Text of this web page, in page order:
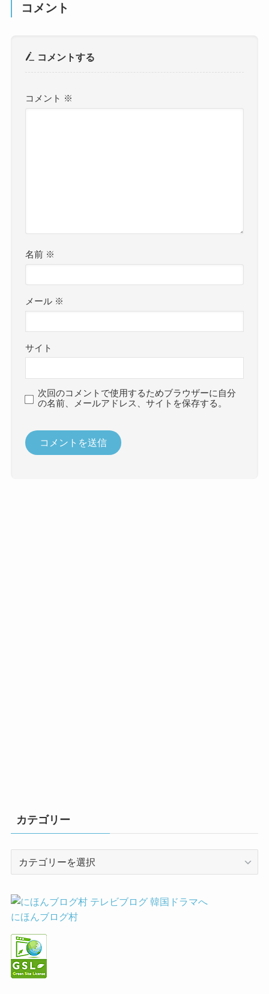
コメント
コメントする
コメント ※
名前 ※
メール ※
サイト
次回のコメントで使用するためブラウザーに自分
の名前、メールアドレス、サイトを保存する。
カテゴリー
リ
ー
にほんブログ村